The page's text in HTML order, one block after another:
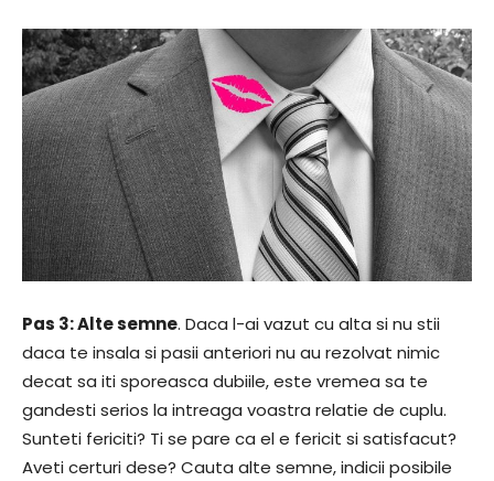
Pas 3: Alte semne. Daca l-ai vazut cu alta si nu stii
daca te insala si pasii anteriori nu au rezolvat nimic
decat sa iti sporeasca dubiile, este vremea sa te
gandesti serios la intreaga voastra relatie de cuplu.
Sunteti fericiti? Ti se pare ca el e fericit si satisfacut?
Aveti certuri dese? Cauta alte semne, indicii posibile